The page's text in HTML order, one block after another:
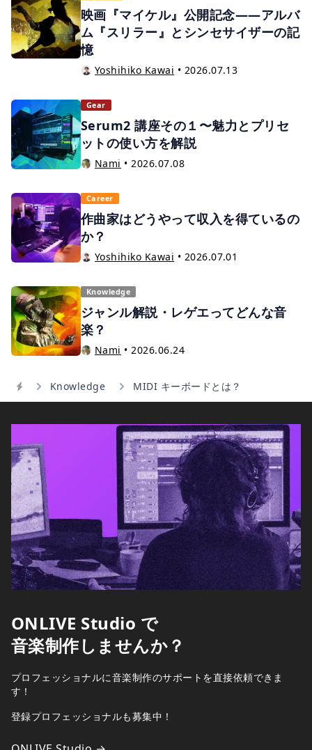
映画『マイケル』公開記念——アルバ
ム『スリラー』とシンセサイザーの記
憶
Yoshihiko Kawai • 2026.07.13
Gear
Serum2 講座その１〜魅力とプリセ
ットの使い方を解説
Nami •2026.07.08
Career
作曲家はどうやって収入を得ているの
か？
Yoshihiko Kawai • 2026.07.01
Knowledge
ジャンル解説・レゲエってどんな音
楽？
Nami •2026.06.24
Knowledge MIDI キーボードとは？
ONLIVE Studio で
音楽制作しませんか？
プロフェッショナルに音楽制作のサポートを直接依頼できま
す！
登録プロフェッショナルも募集中！